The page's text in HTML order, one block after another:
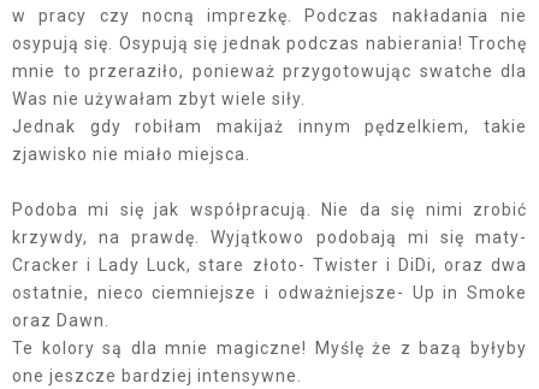
w pracy czy nocną imprezkę. Podczas nakładania nie
osypują się. Osypują się jednak podczas nabierania! Trochę
mnie to przeraziło, ponieważ przygotowując swatche dla
Was nie używałam zbyt wiele siły.
Jednak gdy robiłam makijaż innym pędzelkiem, takie
zjawisko nie miało miejsca.
Podoba mi się jak współpracują. Nie da się nimi zrobić
krzywdy, na prawdę. Wyjątkowo podobają mi się maty-
Cracker i Lady Luck, stare złoto- Twister i DiDi, oraz dwa
ostatnie, nieco ciemniejsze i odważniejsze- Up in Smoke
oraz Dawn.
Te kolory są dla mnie magiczne! Myślę że z bazą byłyby
one jeszcze bardziej intensywne.